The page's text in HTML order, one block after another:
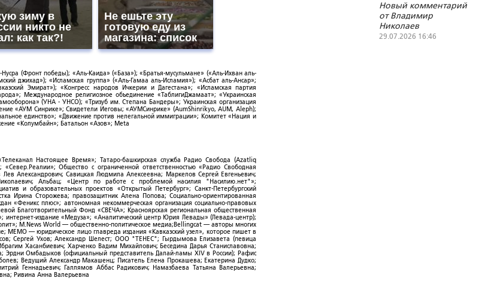
зиму в
никто не
как так?!
Не ешьте эту
готовую еду из
магазина: список
(Фронт победы); «Аль-Каида» («База»); «Братья-мусульмане» («Аль-Ихван аль-
джихад»); «Исламская группа» («Аль-Гамаа аль-Исламия»); «Асбат аль-Ансар»;
Эмират»); «Конгресс народов Ичкерии и Дагестана»; «Исламская партия
Международное религиозное объединение «ТаблигиДжамаат»; «Украинская
(УНА - УНСО); «Тризуб им. Степана Бандеры»; Украинская организация
«АУМ Синрике»; Свидетели Иеговы; «АУМСинрике» (AumShinrikyo, AUM, Aleph);
единство»; «Движение против нелегальной иммиграции»; Комитет «Нация и
«Колумбайн»; Батальон «Азов»; Meta
Настоящее Время»; Татаро-башкирская служба Радио Свобода (Azatliq
Общество с ограниченной ответственностью «Радио Свободная
Александрович; Савицкая Людмила Алексеевна; Маркелов Сергей Евгеньевич;
Альбац; «Центр по работе с проблемой насилия "Насилию.нет"»;
и образовательных проектов «Открытый Петербург»; Санкт-Петербургский
Ирина Сторожева; правозащитник Алена Попова; Социально-ориентированная
«Феникс плюс»; автономная некоммерческая организация социально-правовых
Благотворительный Фонд «СВЕЧА»; Красноярская региональная общественная
издание «Медуза»; «Аналитический центр Юрия Левады» (Левада-центр);
M.News World — общественно-политическое медиа;Bellingcat — авторы многих
МЕМО — юридическое лицо главреда издания «Кавказский узел», которое пишет в
Сергей Ухов; Александр Шелест; ООО "ТЕНЕС"; Гырдымова Елизавета (певица
Хасанбиевич; Харченко Вадим Михайлович; Беседина Дарья Станиславовна;
Эрдни Омбадыков (официальный представитель Далай-ламы XIV в России); Рафис
Ведущий Александр Макашенц; Писатель Елена Прокашева; Екатерина Дудко;
Геннадьевич; Галлямов Аббас Радикович; Намазбаева Татьяна Валерьевна;
Ривина Анна Валерьевна
Новый комментарий
от Владимир
Николаев
29.07.2026 16:46